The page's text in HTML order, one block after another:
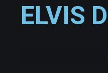
ELVIS